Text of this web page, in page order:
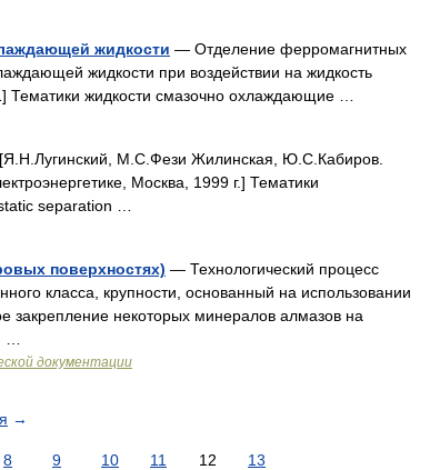
жидкости — Отделение ферромагнитных
жидкости при воздействии на жидкость
жидкости смазочно охлаждающие …
М.С.Фези Жилинская, Ю.С.Кабиров.
Москва, 1999 г.] Тематики
separation …
поверхностях) — Технологический процесс
класса, крупности, основанный на использовании
закрепление некоторых минералов алмазов на
…
документации
→
8 9 10 11 12 13